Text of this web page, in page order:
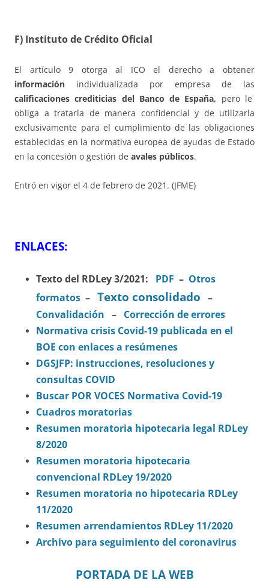
F) Instituto de Crédito Oficial
El artículo 9 otorga al ICO el derecho a obtener
información individualizada por empresa de las
calificaciones crediticias del Banco de España, pero le
obliga a tratarla de manera confidencial y de utilizarla
exclusivamente para el cumplimiento de las obligaciones
establecidas en la normativa europea de ayudas de Estado
en la concesión o gestión de avales públicos.
Entró en vigor el 4 de febrero de 2021. (JFME)
ENLACES:
Texto del RDLey 3/2021: PDF – Otros
formatos – Texto consolidado –
Convalidación – Corrección de errores
Normativa crisis Covid-19 publicada en el
BOE con enlaces a resúmenes
DGSJFP: instrucciones, resoluciones y
consultas COVID
Buscar POR VOCES Normativa Covid-19
Cuadros moratorias
Resumen moratoria hipotecaria legal RDLey
8/2020
Resumen moratoria hipotecaria
convencional RDLey 19/2020
Resumen moratoria no hipotecaria RDLey
11/2020
Resumen arrendamientos RDLey 11/2020
Archivo para seguimiento del coronavirus
PORTADA DE LA WEB